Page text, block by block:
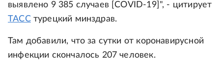
выявлено 9 385 случаев [COVID-19]", - цитирует
ТАССтурецкий минздрав.
Там добавили, что за сутки от коронавирусной
инфекции скончалось 207 человек.